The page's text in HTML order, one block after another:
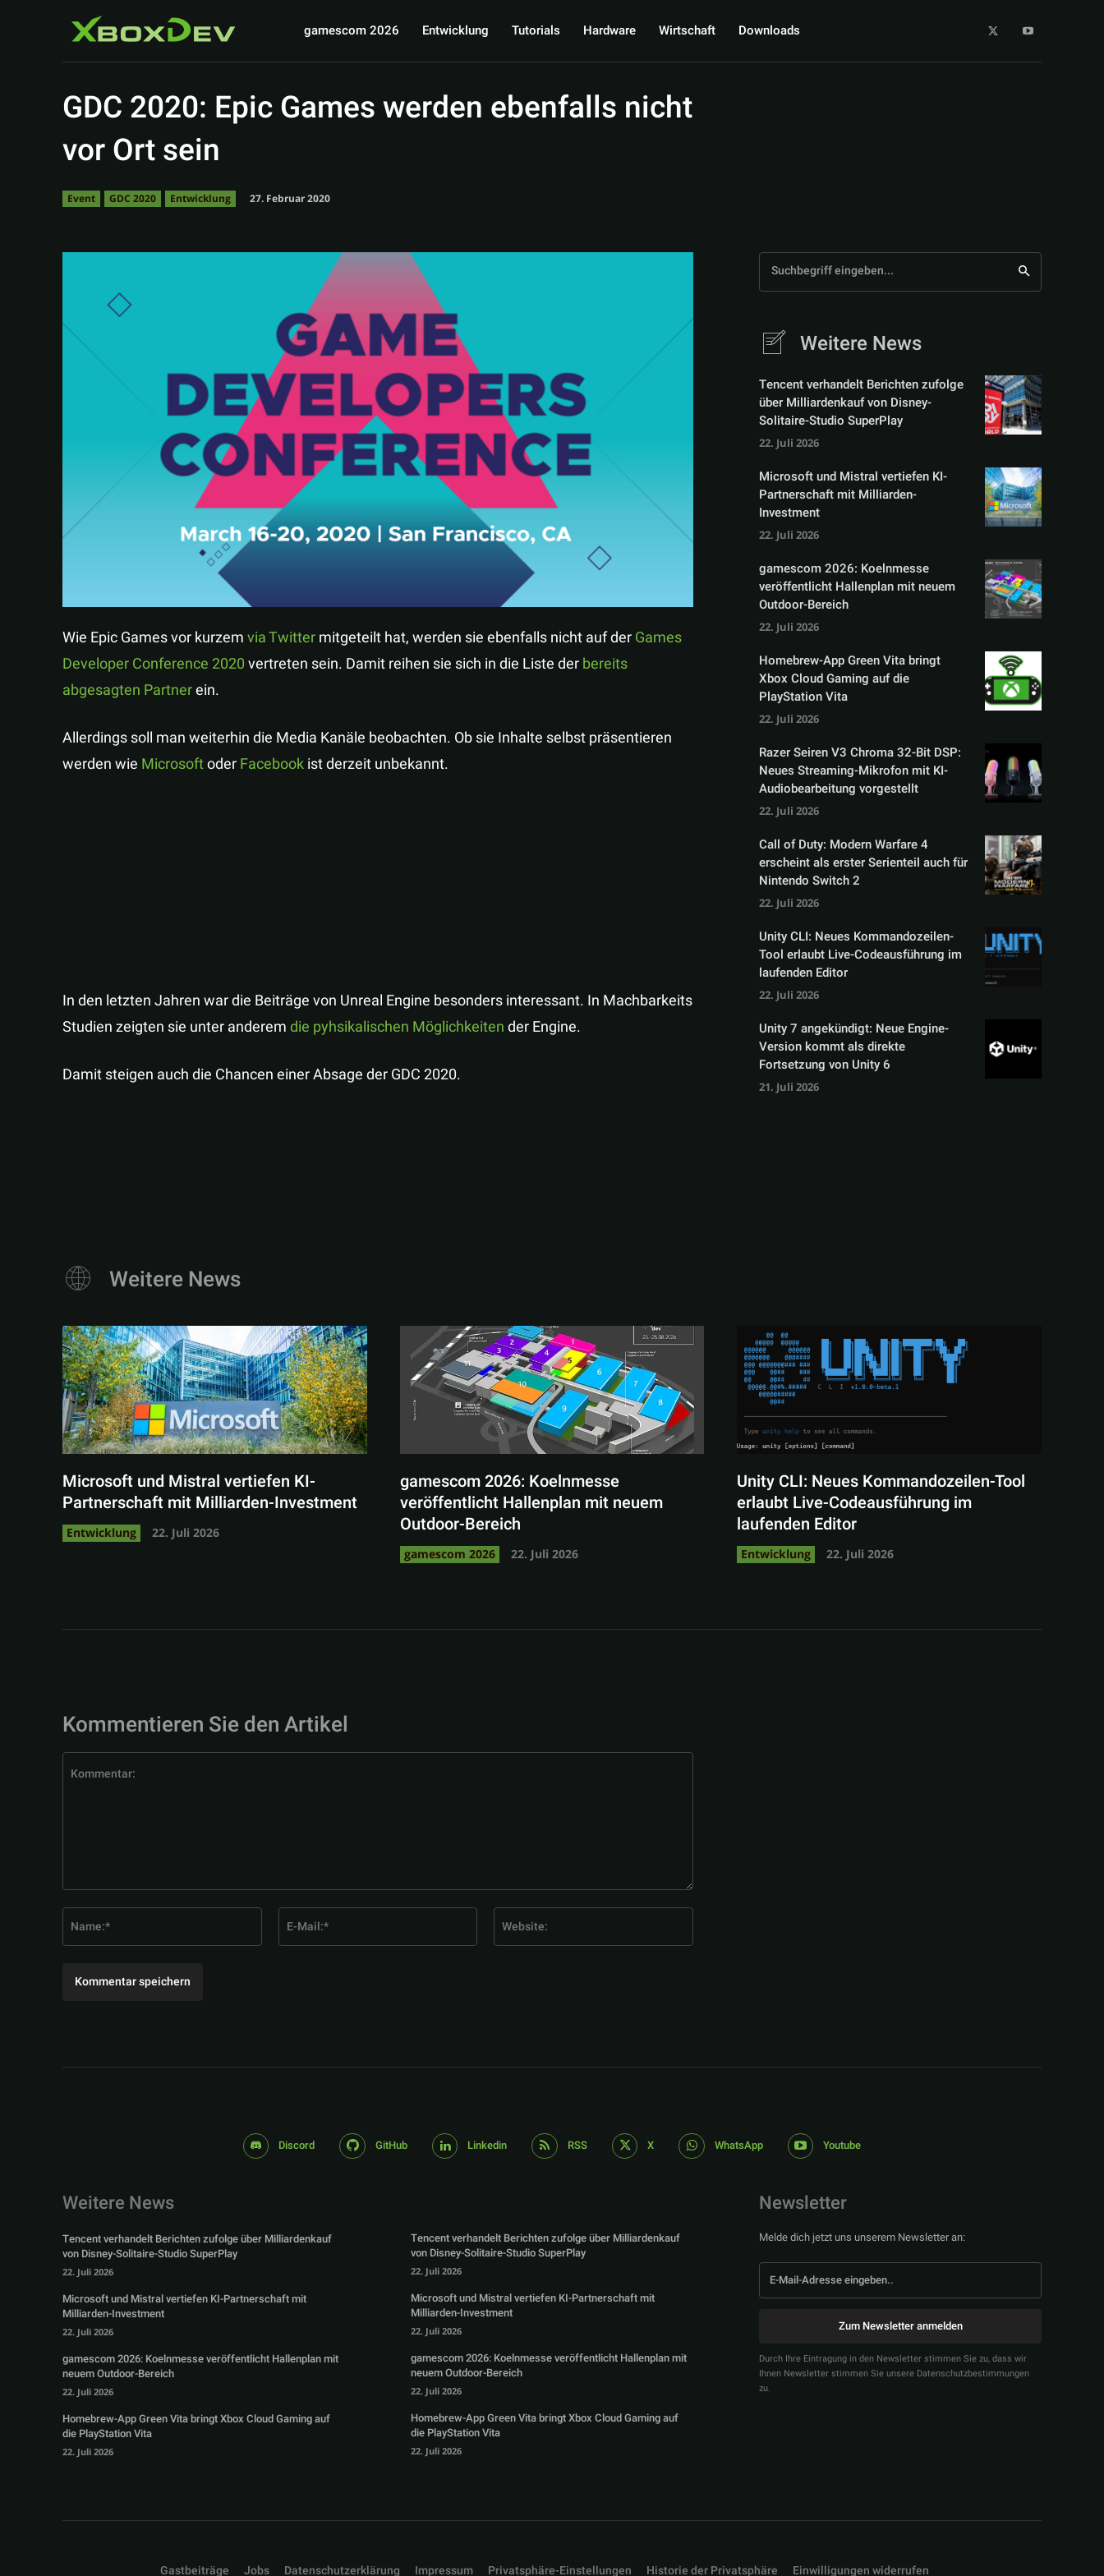
gamescom 2026 Entwicklung Tutorials Hardware Wirtschaft Downloads
GDC 2020: Epic Games werden ebenfalls nicht
vor Ort sein
Event GDC 2020 Entwicklung 27. Februar 2020
Wie Epic Games vor kurzemvia Twittermitgeteilt hat, werden sie ebenfalls nicht auf derGames
Developer Conference 2020vertreten sein. Damit reihen sie sich in die Liste derbereits
abgesagten Partnerein.
Allerdings soll man weiterhin die Media Kanäle beobachten. Ob sie Inhalte selbst präsentieren
werden wie MicrosoftoderFacebookist derzeit unbekannt.
In den letzten Jahren war die Beiträge von Unreal Engine besonders interessant. In Machbarkeits
Studien zeigten sie unter anderemdie pyhsikalischen Möglichkeitender Engine.
Damit steigen auch die Chancen einer Absage der GDC 2020.
Suchbegriff eingeben...
Weitere News
Tencent verhandelt Berichten zufolge
über Milliardenkauf von Disney-
Solitaire-Studio SuperPlay
22. Juli 2026
Microsoft und Mistral vertiefen KI-
Partnerschaft mit Milliarden-
Investment
22. Juli 2026
gamescom 2026: Koelnmesse
veröffentlicht Hallenplan mit neuem
Outdoor-Bereich
22. Juli 2026
Homebrew-App Green Vita bringt
Xbox Cloud Gaming auf die
PlayStation Vita
22. Juli 2026
Razer Seiren V3 Chroma 32-Bit DSP:
Neues Streaming-Mikrofon mit KI-
Audiobearbeitung vorgestellt
22. Juli 2026
Call of Duty: Modern Warfare 4
erscheint als erster Serienteil auch für
Nintendo Switch 2
22. Juli 2026
Unity CLI: Neues Kommandozeilen-
Tool erlaubt Live-Codeausführung im
laufenden Editor
22. Juli 2026
Unity 7 angekündigt: Neue Engine-
Version kommt als direkte
Fortsetzung von Unity 6
21. Juli 2026
Weitere News
Microsoft und Mistral vertiefen KI-
Partnerschaft mit Milliarden-Investment
Entwicklung 22. Juli 2026
gamescom 2026: Koelnmesse
veröffentlicht Hallenplan mit neuem
Outdoor-Bereich
gamescom 2026 22. Juli 2026
Unity CLI: Neues Kommandozeilen-Tool
erlaubt Live-Codeausführung im
laufenden Editor
Entwicklung 22. Juli 2026
Kommentieren Sie den Artikel
Mail:*
Discord GitHub Linkedin RSS X WhatsApp Youtube
Weitere News
Tencent verhandelt Berichten zufolge über Milliardenkauf
von Disney-Solitaire-Studio SuperPlay
22. Juli 2026
Microsoft und Mistral vertiefen KI-Partnerschaft mit
Milliarden-Investment
22. Juli 2026
gamescom 2026: Koelnmesse veröffentlicht Hallenplan mit
neuem Outdoor-Bereich
22. Juli 2026
Homebrew-App Green Vita bringt Xbox Cloud Gaming auf
die PlayStation Vita
22. Juli 2026
Tencent verhandelt Berichten zufolge über Milliardenkauf
von Disney-Solitaire-Studio SuperPlay
22. Juli 2026
Microsoft und Mistral vertiefen KI-Partnerschaft mit
Milliarden-Investment
22. Juli 2026
gamescom 2026: Koelnmesse veröffentlicht Hallenplan mit
neuem Outdoor-Bereich
22. Juli 2026
Homebrew-App Green Vita bringt Xbox Cloud Gaming auf
die PlayStation Vita
22. Juli 2026
Newsletter
Melde dich jetzt uns unserem Newsletter an:
Zum Newsletter anmelden
Durch Ihre Eintragung in den Newsletter stimmen Sie zu, dass wir
Ihnen Newsletter stimmen Sie unsere Datenschutzbestimmungen
zu.
Gastbeiträge Jobs Datenschutzerklärung Impressum Privatsphäre-Einstellungen Historie der Privatsphäre Einwilligungen widerrufen